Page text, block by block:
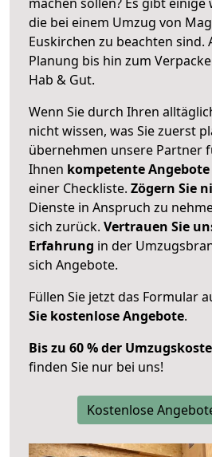
die bei einem Umzug von
Euskirchen zu beachten sind.
Planung bis hin zum
Hab & Gut.
Wenn Sie durch Ihren
nicht wissen, was Sie zuerst
übernehmen unsere Partner
Ihnen kompetente Angebote
einer Checkliste. Zögern Sie
Dienste in Anspruch zu
sich zurück. Vertrauen Sie
Erfahrung in der
sich Angebote.
Füllen Sie jetzt das Formular
Sie kostenlose Angebote.
Bis zu 60 % der
finden Sie nur bei uns!
Kostenlose